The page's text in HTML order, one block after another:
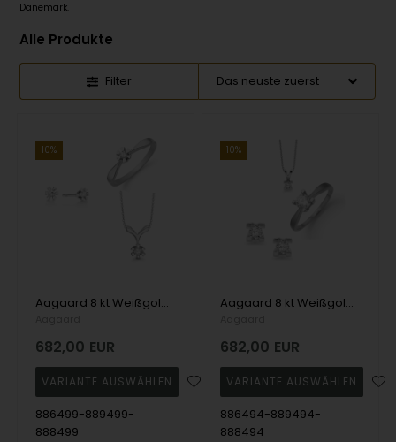
Dänemark.
Alle Produkte
Filter
10%
Aagaard 8 kt Weißgold Eternity 6 Greifer Schmuck-Set
682,00 EUR
886499-889499-
888499
10%
Aagaard 8 kt Weißgold Eternity 4-Greifer-Schmuck-Set
682,00 EUR
886494-889494-
888494